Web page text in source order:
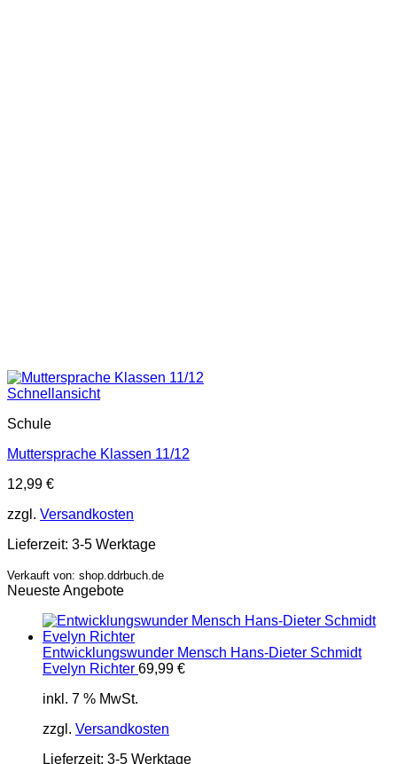
Schnellansicht
Schule
Muttersprache Klassen 11/12
12,99 €
zzgl. Versandkosten
Lieferzeit: 3-5 Werktage
Verkauft von: shop.ddrbuch.de
Neueste Angebote
Entwicklungswunder Mensch Hans-Dieter Schmidt
Evelyn Richter 69,99 €
inkl. 7 % MwSt.
zzgl. Versandkosten
Lieferzeit: 3-5 Werktage